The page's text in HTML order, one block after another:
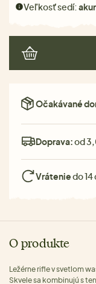
Veľkosť sedí:
Očakávané
Doprava:od
Vráteniedo 14
O produkte
Ležérne rifle v svetlom
Skvele sa kombinujú s